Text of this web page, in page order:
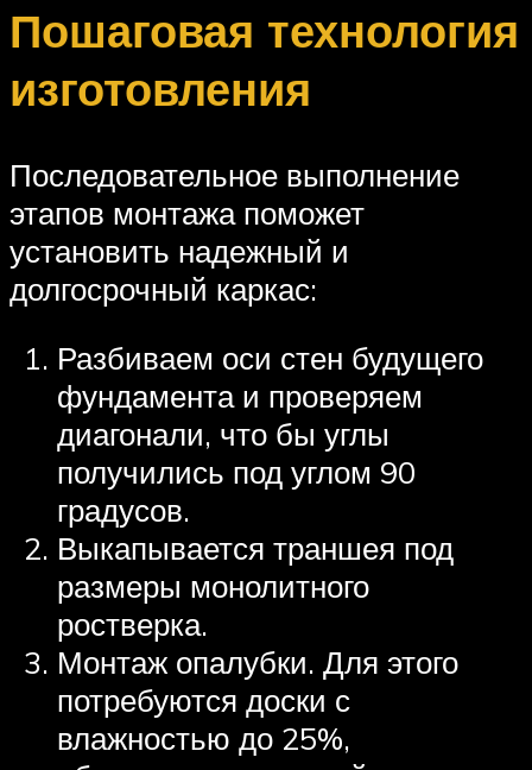
Пошаговая технология
изготовления
Последовательное выполнение
этапов монтажа поможет
установить надежный и
долгосрочный каркас:
Разбиваем оси стен будущего
фундамента и проверяем
диагонали, что бы углы
получились под углом 90
градусов.
Выкапывается траншея под
размеры монолитного
ростверка.
Монтаж опалубки. Для этого
потребуются доски с
влажностью до 25%,